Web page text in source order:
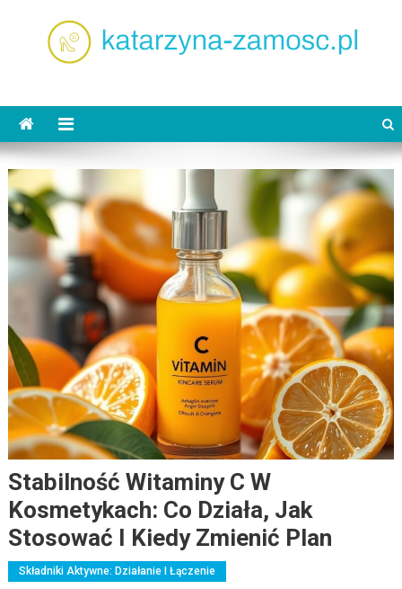
Stabilność Witaminy C W
Kosmetykach: Co Działa, Jak
Stosować I Kiedy Zmienić Plan
Składniki Aktywne: Działanie I Łączenie